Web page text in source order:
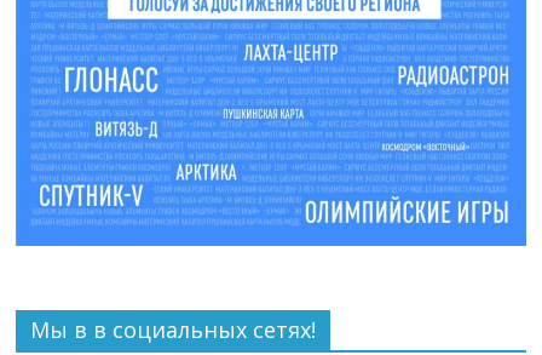
Мы в в социальных сетях!